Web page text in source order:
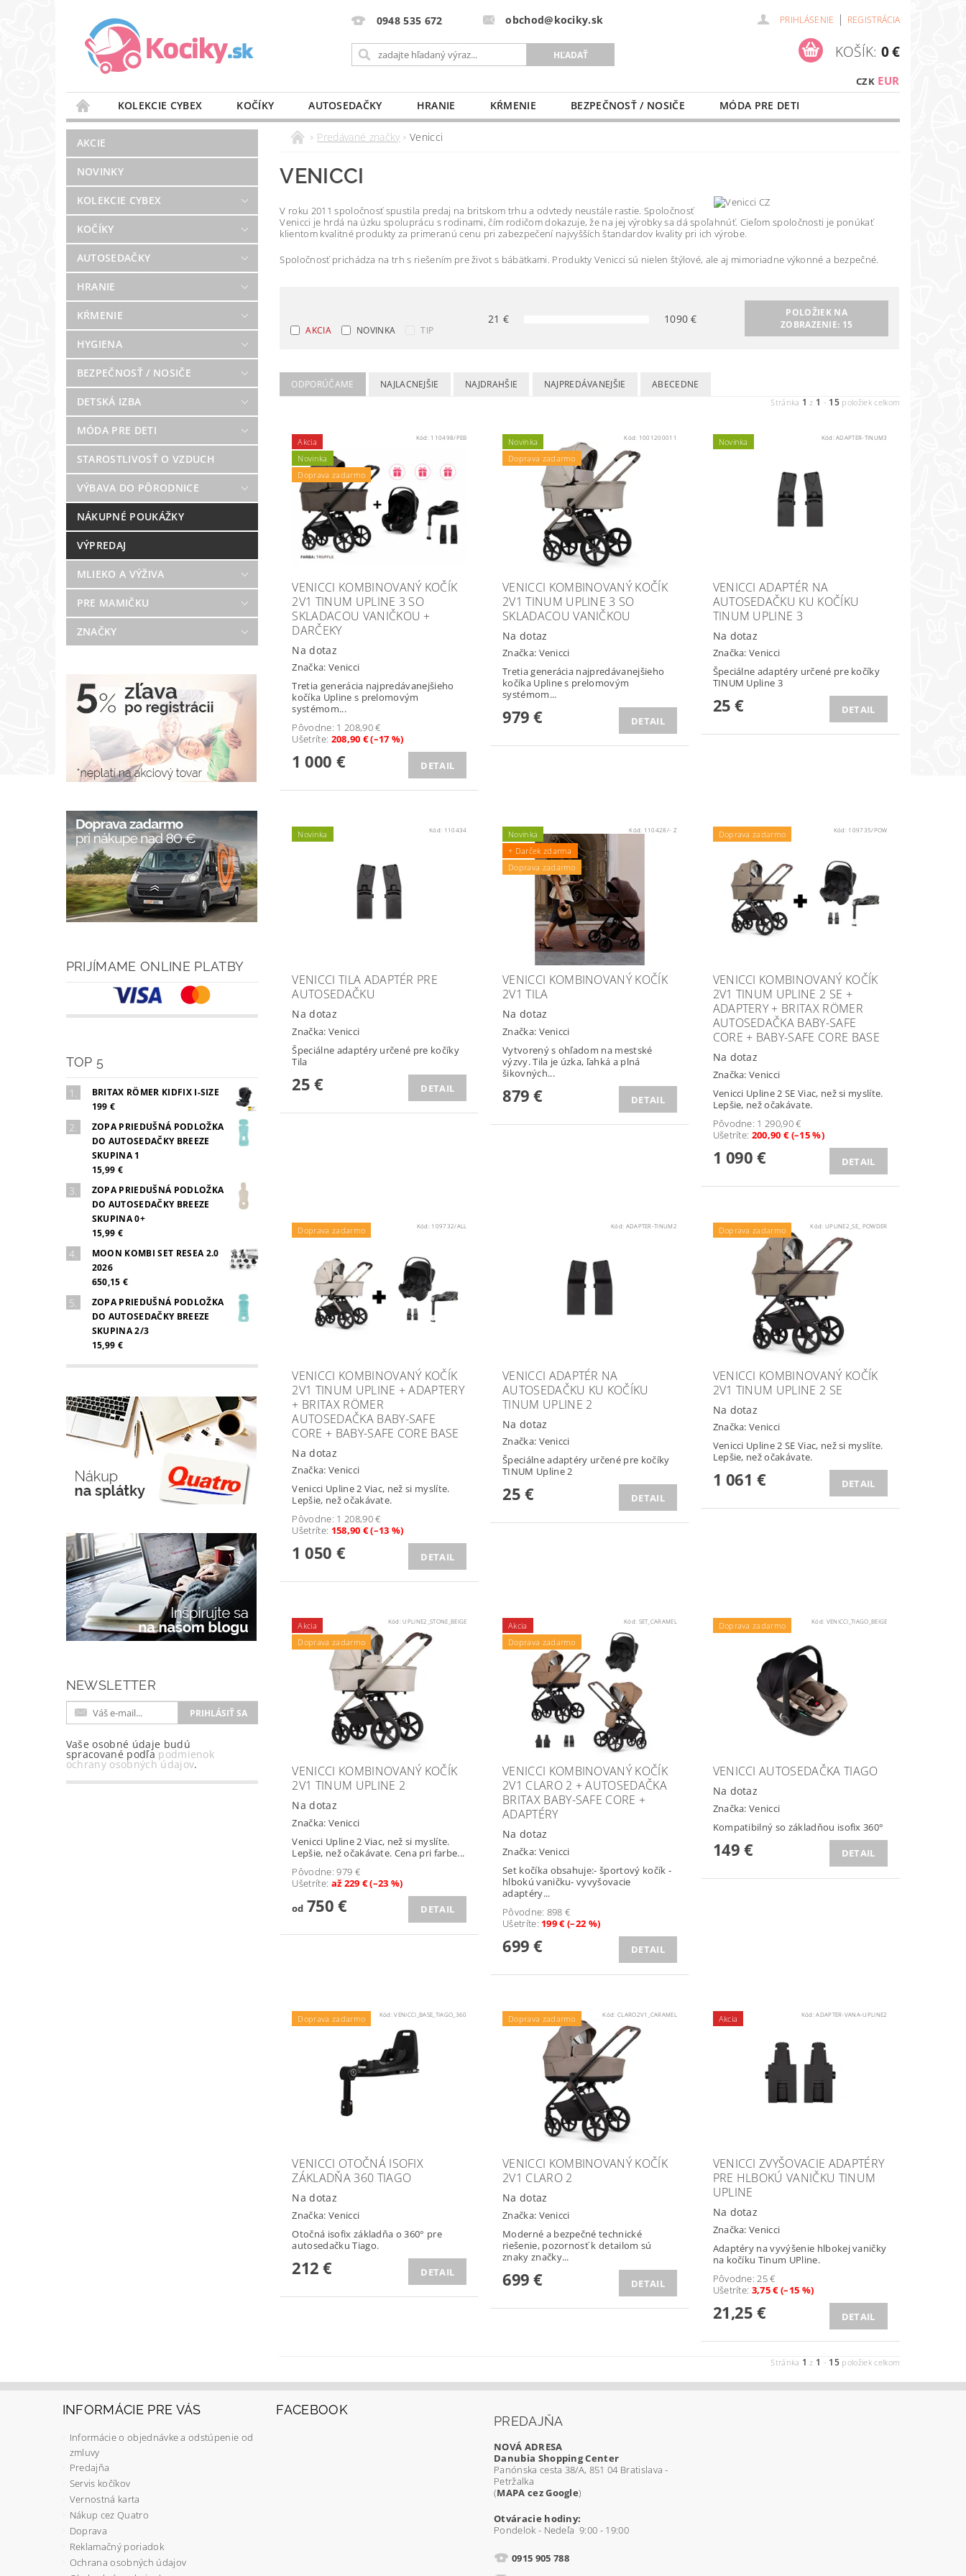
0948 535 672 obchod@kociky.sk PRIHLÁSENIE | REGISTRÁCIA
CZK EUR
KOŠÍK: 0 €
KOLEKCIE CYBEX KOČÍKY AUTOSEDAČKY HRANIE KŔMENIE BEZPEČNOSŤ / NOSIČE
MÓDA PRE DETI
STAROSTLIVOSŤ O VZDUCH
VÝBAVA DO PÔRODNICE MLIEKO A VÝŽIVA
BLOG
PREDAJŇA KONTAKT
AKCIE
NOVINKY
KOLEKCIE CYBEX
KOČÍKY
AUTOSEDAČKY
HRANIE
KŔMENIE
HYGIENA
BEZPEČNOSŤ / NOSIČE
DETSKÁ IZBA
MÓDA PRE DETI
STAROSTLIVOSŤ O VZDUCH
VÝBAVA DO PÔRODNICE
NÁKUPNÉ POUKÁŽKY
VÝPREDAJ
MLIEKO A VÝŽIVA
PRE MAMIČKU
ZNAČKY
PRIJÍMAME ONLINE PLATBY
TOP 5
BRITAX RÖMER KIDFIX I-SIZE
199 €
ZOPA PRIEDUŠNÁ PODLOŽKA
DO AUTOSEDAČKY BREEZE
SKUPINA 1
15,99 €
ZOPA PRIEDUŠNÁ PODLOŽKA
DO AUTOSEDAČKY BREEZE
SKUPINA 0+
15,99 €
MOON KOMBI SET RESEA 2.0
2026
650,15 €
ZOPA PRIEDUŠNÁ PODLOŽKA
DO AUTOSEDAČKY BREEZE
SKUPINA 2/3
15,99 €
NEWSLETTER
Vaše osobné údaje budú
spracované podľa podmienok
ochrany osobných údajov.
Predávané značky Venicci
VENICCI
V roku 2011 spoločnosť spustila predaj na britskom trhu a odvtedy neustále rastie. Spoločnosť
Venicci je hrdá na úzku spoluprácu s rodinami, čím rodičom dokazuje, že na jej výrobky sa dá spoľahnúť. Cieľom spoločnosti je ponúkať
klientom kvalitné produkty za primeranú cenu pri zabezpečení najvyšších štandardov kvality pri ich výrobe.
Spoločnosť prichádza na trh s riešením pre život s bábätkami. Produkty Venicci sú nielen štýlové, ale aj mimoriadne výkonné a bezpečné.
AKCIA NOVINKA TIP
21 € 1090 €
POLOŽIEK NA
ZOBRAZENIE: 15
ODPORÚČAME NAJLACNEJŠIE NAJDRAHŠIE NAJPREDÁVANEJŠIE ABECEDNE
Stránka 1 z 1 - 15 položiek celkom
Akcia
Novinka
Doprava zadarmo
Kód: 110498/PEB
VENICCI KOMBINOVANÝ KOČÍK
2V1 TINUM UPLINE 3 SO
SKLADACOU VANIČKOU +
DARČEKY
Na dotaz
Značka: Venicci
Tretia generácia najpredávanejšieho
kočíka Upline s prelomovým
systémom...
Pôvodne: 1 208,90 €
Ušetríte: 208,90 € (–17 %)
1 000 € DETAIL
Novinka
Doprava zadarmo
Kód: 1001200011
VENICCI KOMBINOVANÝ KOČÍK
2V1 TINUM UPLINE 3 SO
SKLADACOU VANIČKOU
Na dotaz
Značka: Venicci
Tretia generácia najpredávanejšieho
kočíka Upline s prelomovým
systémom...
979 € DETAIL
Novinka Kód:ADAPTER-TINUM3
VENICCI ADAPTÉR NA
AUTOSEDAČKU KU KOČÍKU
TINUM UPLINE 3
Na dotaz
Značka:Venicci
Špeciálne adaptéry určené pre kočíky
TINUM Upline 3
25 € DETAIL
Novinka Kód: 110434
VENICCI TILA ADAPTÉR PRE
AUTOSEDAČKU
Na dotaz
Značka: Venicci
Špeciálne adaptéry určené pre kočíky
Tila
25 € DETAIL
Novinka
+ Darček zdarma
Doprava zadarmo
Kód: 110428/- Z
VENICCI KOMBINOVANÝ KOČÍK
2V1 TILA
Na dotaz
Značka: Venicci
Vytvorený s ohľadom na mestské
výzvy. Tila je úzka, ľahká a plná
šikovných...
879 € DETAIL
Doprava zadarmo Kód: 109735/POW
VENICCI KOMBINOVANÝ KOČÍK
2V1 TINUM UPLINE 2 SE +
ADAPTERY + BRITAX RÖMER
AUTOSEDAČKA BABY-SAFE
CORE + BABY-SAFE CORE BASE
Na dotaz
Značka:Venicci
Venicci Upline 2 SE Viac, než si myslíte.
Lepšie, než očakávate.
Pôvodne: 1 290,90 €
Ušetríte: 200,90 € (–15 %)
1 090 € DETAIL
Doprava zadarmo Kód: 109732/ALL
VENICCI KOMBINOVANÝ KOČÍK
2V1 TINUM UPLINE + ADAPTERY
+ BRITAX RÖMER
AUTOSEDAČKA BABY-SAFE
CORE + BABY-SAFE CORE BASE
Na dotaz
Značka: Venicci
Venicci Upline 2 Viac, než si myslíte.
Lepšie, než očakávate.
Pôvodne: 1 208,90 €
Ušetríte: 158,90 € (–13 %)
1 050 € DETAIL
Kód: ADAPTER-TINUM2
VENICCI ADAPTÉR NA
AUTOSEDAČKU KU KOČÍKU
TINUM UPLINE 2
Na dotaz
Značka: Venicci
Špeciálne adaptéry určené pre kočíky
TINUM Upline 2
25 € DETAIL
Doprava zadarmo Kód: UPLINE2_SE_ POWDER
VENICCI KOMBINOVANÝ KOČÍK
2V1 TINUM UPLINE 2 SE
Na dotaz
Značka:Venicci
Venicci Upline 2 SE Viac, než si myslíte.
Lepšie, než očakávate.
1 061 € DETAIL
Akcia
Doprava zadarmo
Kód:UPLINE2_STONE_BEIGE
VENICCI KOMBINOVANÝ KOČÍK
2V1 TINUM UPLINE 2
Na dotaz
Značka: Venicci
Venicci Upline 2 Viac, než si myslíte.
Lepšie, než očakávate. Cena pri farbe...
Pôvodne:979 €
Ušetríte: až 229 € (–23 %)
od750 € DETAIL
Akcia
Doprava zadarmo
Kód: SET_CARAMEL
VENICCI KOMBINOVANÝ KOČÍK
2V1 CLARO 2 + AUTOSEDAČKA
BRITAX BABY-SAFE CORE +
ADAPTÉRY
Na dotaz
Značka: Venicci
Set kočíka obsahuje:- športový kočík -
hlbokú vaničku- vyvyšovacie
adaptéry...
Pôvodne: 898 €
Ušetríte: 199 € (–22 %)
699 € DETAIL
Doprava zadarmo Kód: VENICCI_TIAGO_BEIGE
VENICCI AUTOSEDAČKA TIAGO
Na dotaz
Značka:Venicci
Kompatibilný so základňou isofix 360°
149 € DETAIL
Doprava zadarmo Kód:VENICCI_BASE_TIAGO_360
VENICCI OTOČNÁ ISOFIX
ZÁKLADŇA 360 TIAGO
Na dotaz
Značka: Venicci
Otočná isofix základňa o 360° pre
autosedačku Tiago.
212 € DETAIL
Doprava zadarmo Kód: CLARO2V1_CARAMEL
VENICCI KOMBINOVANÝ KOČÍK
2V1 CLARO 2
Na dotaz
Značka: Venicci
Moderné a bezpečné technické
riešenie, pozornosť k detailom sú
znaky značky...
699 € DETAIL
Akcia Kód:ADAPTER-VANA-UPLINE2
VENICCI ZVYŠOVACIE ADAPTÉRY
PRE HLBOKÚ VANIČKU TINUM
UPLINE
Na dotaz
Značka:Venicci
Adaptéry na vyvýšenie hlbokej vaničky
na kočíku Tinum UPline.
Pôvodne:25 €
Ušetríte: 3,75 € (–15 %)
21,25 € DETAIL
Stránka 1 z 1 - 15 položiek celkom
INFORMÁCIE PRE VÁS
Informácie o objednávke a odstúpenie od
zmluvy
Predajňa
Servis kočíkov
Vernostná karta
Nákup cez Quatro
Doprava
Reklamačný poriadok
Ochrana osobných údajov
FACEBOOK
PREDAJŇA
NOVÁ ADRESA
Danubia Shopping Center
Panónska cesta 38/A, 851 04 Bratislava -
Petržalka
(MAPA cez Google)
Otváracie hodiny:
Pondelok - Nedeľa 9:00 - 19:00
0915 905 788